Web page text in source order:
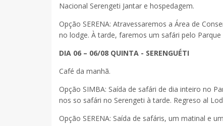
Nacional Serengeti Jantar e hospedagem.
Opção SERENA: Atravessaremos a Área de
no lodge. À tarde, faremos um safári pelo
DIA 06 – 06/08 QUINTA - SERENGUÉTI
Café da manhã.
Opção SIMBA: Saída de safári de dia inteiro no
nos so safári no Serengeti à tarde. Regreso al
Opção SERENA: Saída de safáris, um matinal e